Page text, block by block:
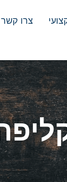
צרו קשר